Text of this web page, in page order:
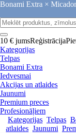
Bonami Extra ×
10 € jumsReģistrācija
Kategorijas
Telpas
Bonami Extra
Iedvesmai
Akcijas un atlaides
Jaunumi
Premium preces
Profesionāļiem
Kategorijas Telpas
atlaides Jaunumi